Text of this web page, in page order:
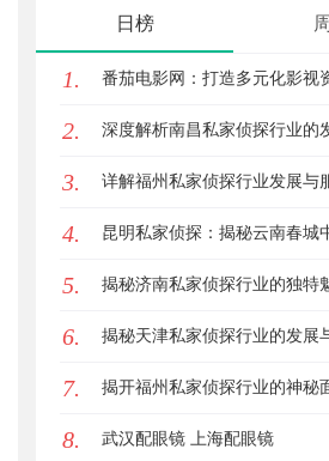
笔！淡颜系女生的气质加分项
日榜
1. 番茄电影网：打造多元化影视
新时代先锋
2. 深度解析南昌私家侦探行业的
现状
3. 详解福州私家侦探行业发展与
方位指南
4. 昆明私家侦探：揭秘云南春城
查力量
5. 揭秘济南私家侦探行业的独特
服务
6. 揭秘天津私家侦探行业的发展
析
7. 揭开福州私家侦探行业的神秘
务、优势与法律解析
8. 武汉配眼镜 上海配眼镜